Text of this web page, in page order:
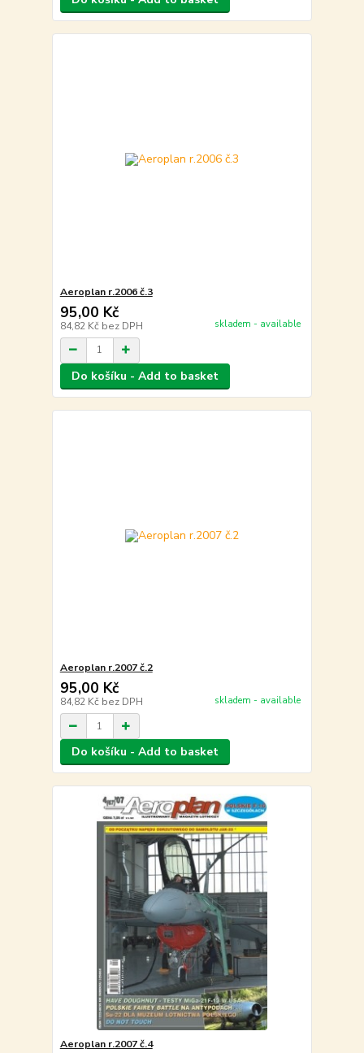
Aeroplan r.2006 č.3
95,00 Kč
84,82 Kč bez DPH skladem - available
Do košíku - Add to basket
Aeroplan r.2007 č.2
95,00 Kč
84,82 Kč bez DPH skladem - available
Do košíku - Add to basket
Aeroplan r.2007 č.4